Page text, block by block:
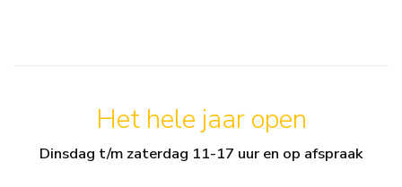
Het hele jaar open
Dinsdag t/m zaterdag 11-17 uur en op afspraak